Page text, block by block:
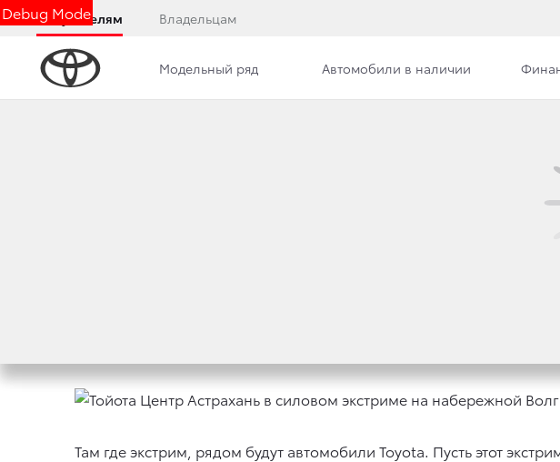
Debug Mode
Покупателям Владельцам
Модельный ряд Автомобили в наличии
ТОЙОТА ЦЕНТР
Там где экстрим, рядом будут автомобили Toyota. Пусть этот